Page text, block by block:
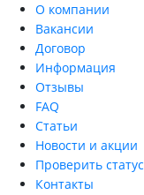
О компании
Вакансии
Договор
Информация
Отзывы
FAQ
Статьи
Новости и акции
Проверить статус
Контакты